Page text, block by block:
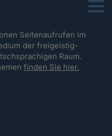
Menu
Seitenaufrufen im
der freigeistig-
Raum.
finden Sie hier.